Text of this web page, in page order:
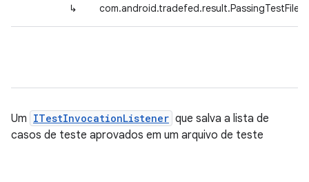
↳
Um ITestInvocationListener que salva a lista de
casos de teste aprovados em um arquivo de teste